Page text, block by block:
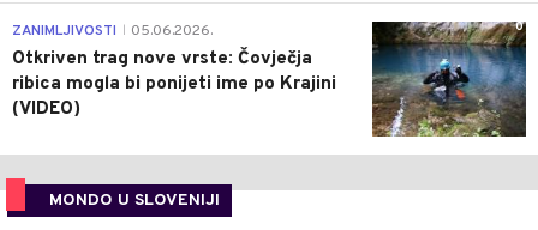
0
ZANIMLJIVOSTI 05.06.2026.
Otkriven trag nove vrste: Čovječja
ribica mogla bi ponijeti ime po Krajini
(VIDEO)
MONDO U SLOVENIJI